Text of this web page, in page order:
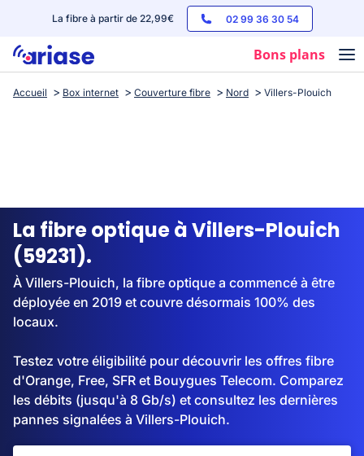
La fibre à partir de 22,99€ 02 99 36 30 54
Bons plans
Box internet
Streaming
Accueil Box internet Couverture fibre Nord Villers-Plouich
La fibre optique à Villers-Plouich
(59231).
À Villers-Plouich, la fibre optique a commencé à être
déployée en 2019 et couvre désormais 100% des
locaux.
Testez votre éligibilité pour découvrir les offres fibre
d'Orange, Free, SFR et Bouygues Telecom. Comparez
les débits (jusqu'à 8 Gb/s) et consultez les dernières
pannes signalées à Villers-Plouich.